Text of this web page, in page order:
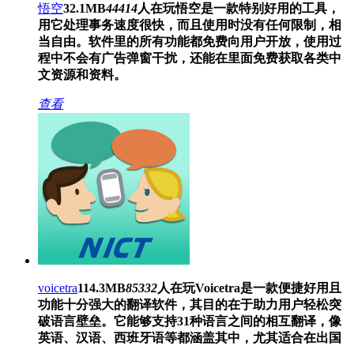
悟空32.1MB44414人在玩悟空是一款特别好用的工具，
用它处理事务速度很快，而且使用时没有任何限制，相
当自由。软件里的所有功能都免费向用户开放，使用过
程中不会有广告弹窗干扰，还能在里面免费获取各类中
文资源和资料。
查看
voicetra114.3MB85332人在玩Voicetra是一款便捷好用且
功能十分强大的翻译软件，其目的在于助力用户轻松突
破语言壁垒。它能够支持31种语言之间的相互翻译，像
英语、汉语、西班牙语等都涵盖其中，尤其适合在出国